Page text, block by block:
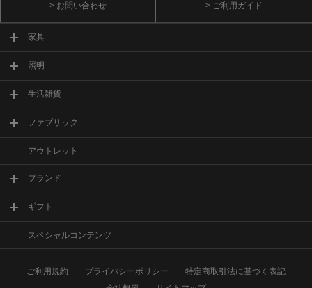
> お問い合わせ > ご利用ガイド
家具
照明
生活雑貨
ファブリック
アウトレット
ブランド
ギフト
スペシャルコンテンツ
ご利用規約 プライバシーポリシー
特定商取引法に基づく表記